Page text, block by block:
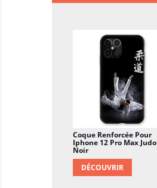
Coque Renforcée Pour
Iphone 12 Pro Max Judo
Noir
DÉCOUVRIR